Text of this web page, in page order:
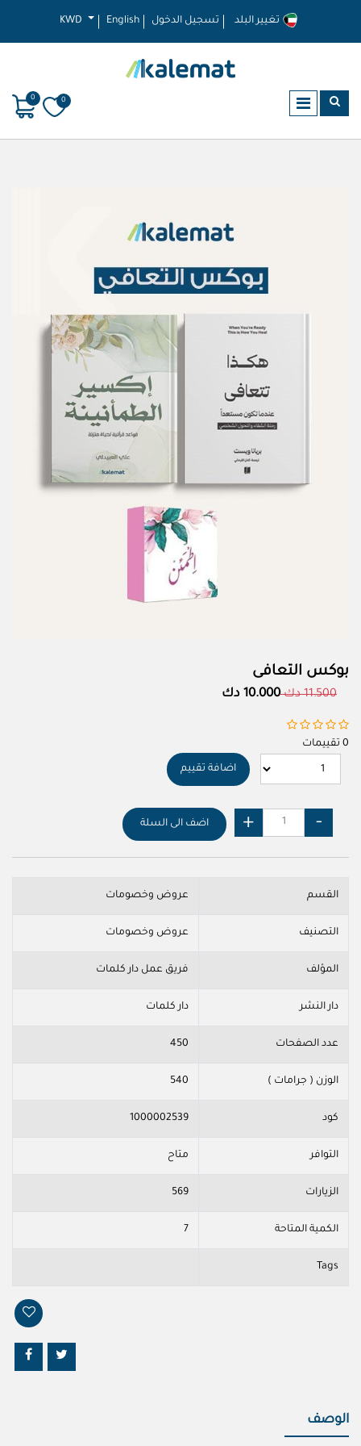
KWD English تسجيل الدخول
0
0
بوكس التعافى
11.500 دك 10.000 دك
0 تقييمات
اضافة تقييم
اضف الى السلة
القسم عروض وخصومات
التصنيف عروض وخصومات
المؤلف فريق عمل دار كلمات
دار النشر دار كلمات
عدد الصفحات 450
الوزن ( جرامات ) 540
كود 1000002539
التوافر متاح
الزيارات 569
الكمية المتاحة 7
Tags
الوصف